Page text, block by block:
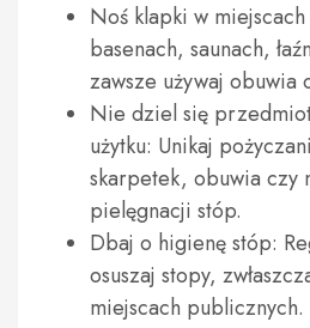
Noś klapki w
basenach, saunach,
zawsze używaj obuwia
Nie dziel się
użytku: Unikaj
skarpetek, obuwia czy
pielęgnacji stóp.
Dbaj o higienę stóp:
osuszaj stopy,
miejscach publicznych.